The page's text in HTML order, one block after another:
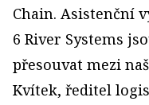
Chain. Asistenční
6 River Systems
přesouvat mezi
Kvítek, ředitel